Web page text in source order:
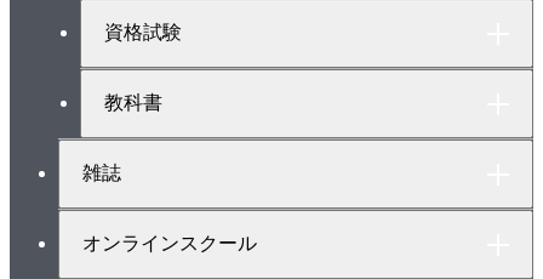
資格試験
教科書
雑誌
オンラインスクール